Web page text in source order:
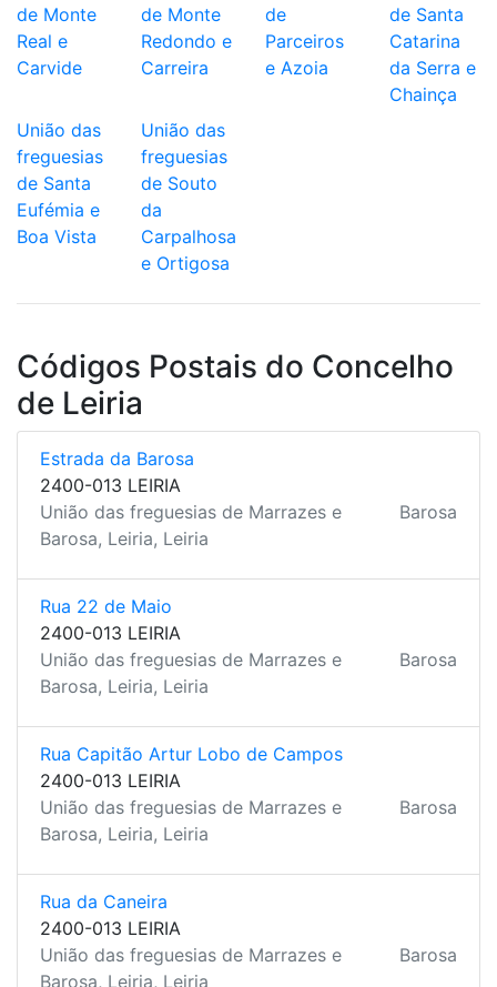
de Monte
Real e
Carvide
de Monte
Redondo e
Carreira
de
Parceiros
e Azoia
de Santa
Catarina
da Serra e
Chainça
União das
freguesias
de Santa
Eufémia e
Boa Vista
União das
freguesias
de Souto
da
Carpalhosa
e Ortigosa
Códigos Postais do Concelho
de Leiria
Estrada da Barosa
2400-013 LEIRIA
União das freguesias de Marrazes e
Barosa, Leiria, Leiria
Barosa
Rua 22 de Maio
2400-013 LEIRIA
União das freguesias de Marrazes e
Barosa, Leiria, Leiria
Barosa
Rua Capitão Artur Lobo de Campos
2400-013 LEIRIA
União das freguesias de Marrazes e
Barosa, Leiria, Leiria
Barosa
Rua da Caneira
2400-013 LEIRIA
União das freguesias de Marrazes e
Barosa, Leiria, Leiria
Barosa